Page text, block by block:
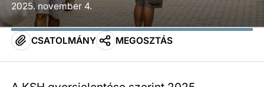
2025. november 4.
CSATOLMÁNY MEGOSZTÁS